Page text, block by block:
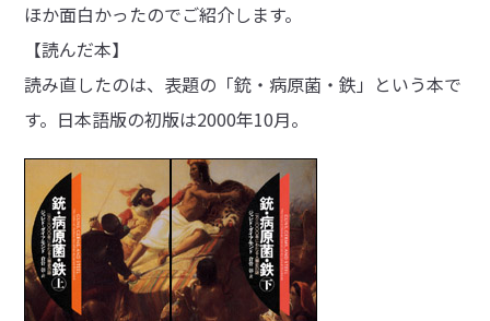
ほか面白かったのでご紹介します。
【読んだ本】
読み直したのは、表題の「銃・病原菌・鉄」という本で
す。日本語版の初版は2000年10月。